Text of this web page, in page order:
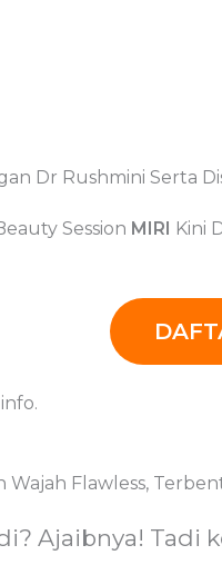
Dr Rushmini Serta
Session MIRI Kini
Flawless,
Ajaibnya! Tadi